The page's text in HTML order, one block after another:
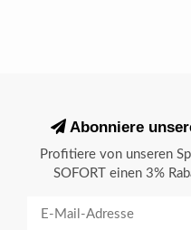
Abonniere
Profitiere von unseren
SOFORT einen 3%